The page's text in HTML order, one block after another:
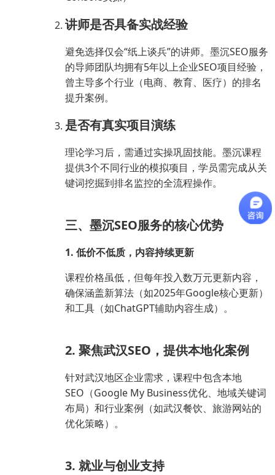
讲师是否具备实战经验
避免选择仅会“纸上谈兵”的讲师。墨沉SEO服务
的导师团队均拥有5年以上企业SEO项目经验，
曾主导多个行业（电商、教育、医疗）的排名
提升案例。
是否有真实项目演练
理论学习后，需通过实操巩固技能。墨沉课程
提供3个不同行业的模拟项目，学员需完成从关
键词挖掘到排名监控的全流程操作。
三、墨沉SEO服务的核心优势
1. 低价不低质，内容持续更新
课程价格虽低，但每年投入数万元更新内容，
确保涵盖新算法（如2025年Google核心更新）
和工具（如ChatGPT辅助内容生成）。
2. 聚焦武汉SEO，提供本地化案例
针对武汉地区企业需求，课程中包含本地
SEO（Google My Business优化、地域关键词
布局）和行业案例（如武汉餐饮、旅游网站的
优化策略）。
3. 就业与创业支持